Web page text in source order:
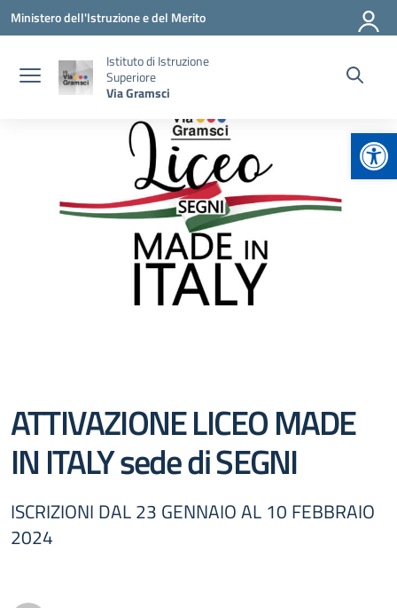
Vai ai contenuti
Vai al menu di navigazione
Vai al footer
Ministero dell'Istruzione e del Merito
Istituto di Istruzione
Superiore
Via Gramsci
ATTIVAZIONE LICEO MADE
IN ITALY sede di SEGNI
ISCRIZIONI DAL 23 GENNAIO AL 10 FEBBRAIO
2024